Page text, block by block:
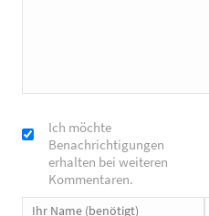
Ich möchte
Benachrichtigungen
erhalten bei weiteren
Kommentaren.